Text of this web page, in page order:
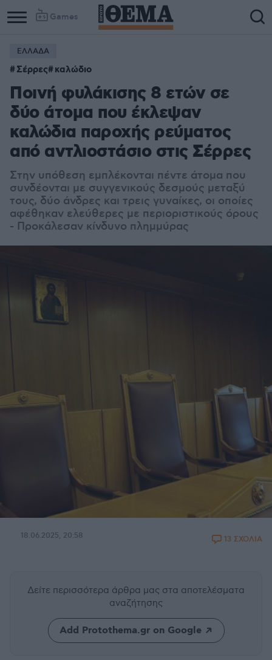
Games
ΕΛΛΑΔΑ
Σέρρες καλώδιο
Ποινή φυλάκισης 8 ετών σε
δύο άτομα που έκλεψαν
καλώδια παροχής ρεύματος
από αντλιοστάσιο στις Σέρρες
Στην υπόθεση εμπλέκονται πέντε άτομα που
συνδέονται με συγγενικούς δεσμούς μεταξύ
τους, δύο άνδρες και τρεις γυναίκες, οι οποίες
αφέθηκαν ελεύθερες με περιοριστικούς όρους
- Προκάλεσαν κίνδυνο πλημμύρας
18.06.2025, 20:58 13 ΣΧΟΛΙΑ
Δείτε περισσότερα άρθρα μας στα αποτελέσματα
αναζήτησης
Add Protothema.gr on Google